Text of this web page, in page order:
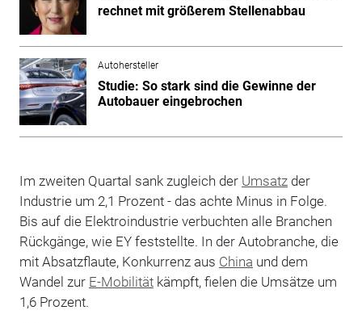
rechnet mit größerem Stellenabbau
Autohersteller
Studie: So stark sind die Gewinne der
Autobauer eingebrochen
Im zweiten Quartal sank zugleich der Umsatzder
Industrie um 2,1 Prozent - das achte Minus in Folge.
Bis auf die Elektroindustrie verbuchten alle Branchen
Rückgänge, wie EY feststellte. In der Autobranche, die
mit Absatzflaute, Konkurrenz aus China und dem
Wandel zur E-Mobilitätkämpft, fielen die Umsätze um
1,6 Prozent.